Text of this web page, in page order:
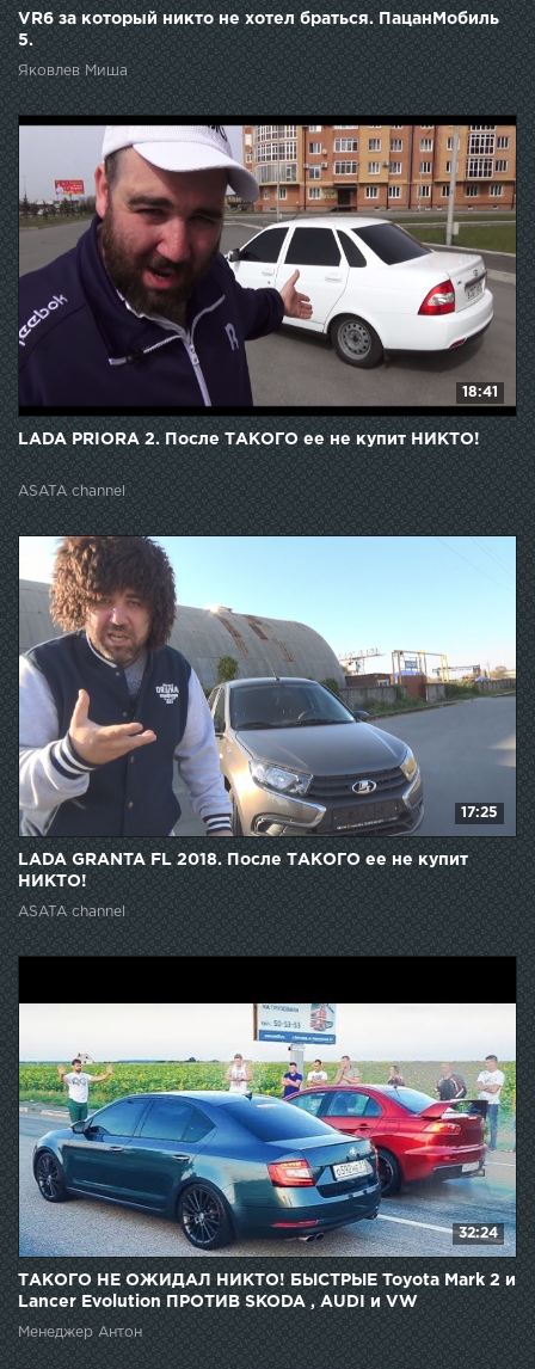
VR6 за который никто не хотел браться. ПацанМобиль
5.
Яковлев Миша
18:41
LADA PRIORA 2. После ТАКОГО ее не купит НИКТО!
ASATA channel
17:25
LADA GRANTA FL 2018. После ТАКОГО ее не купит
НИКТО!
ASATA channel
32:24
ТАКОГО НЕ ОЖИДАЛ НИКТО! БЫСТРЫЕ Toyota Mark 2 и
Lancer Evolution ПРОТИВ SKODA , AUDI и VW
Менеджер Антон